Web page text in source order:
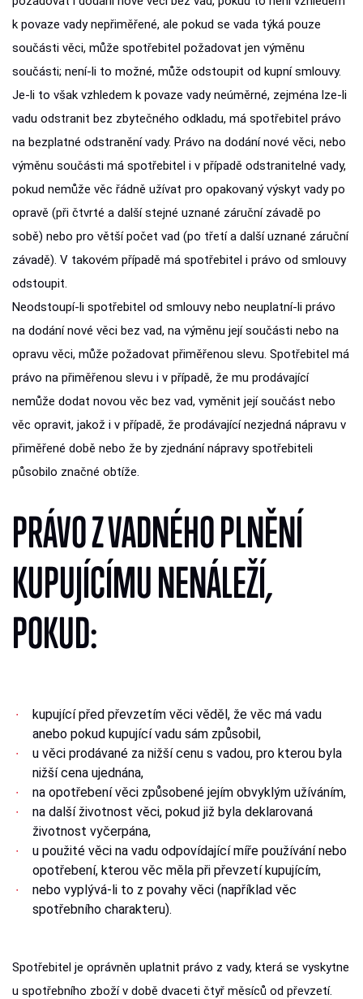
k povaze vady nepřiměřené, ale pokud se vada týká pouze
součásti věci, může spotřebitel požadovat jen výměnu
součásti; není-li to možné, může odstoupit od kupní smlouvy.
Je-li to však vzhledem k povaze vady neúměrné, zejména lze-li
vadu odstranit bez zbytečného odkladu, má spotřebitel právo
na bezplatné odstranění vady. Právo na dodání nové věci, nebo
výměnu součásti má spotřebitel i v případě odstranitelné vady,
pokud nemůže věc řádně užívat pro opakovaný výskyt vady po
opravě (při čtvrté a další stejné uznané záruční závadě po
sobě) nebo pro větší počet vad (po třetí a další uznané záruční
závadě). V takovém případě má spotřebitel i právo od smlouvy
odstoupit.
Neodstoupí-li spotřebitel od smlouvy nebo neuplatní-li právo
na dodání nové věci bez vad, na výměnu její součásti nebo na
opravu věci, může požadovat přiměřenou slevu. Spotřebitel má
právo na přiměřenou slevu i v případě, že mu prodávající
nemůže dodat novou věc bez vad, vyměnit její součást nebo
věc opravit, jakož i v případě, že prodávající nezjedná nápravu v
přiměřené době nebo že by zjednání nápravy spotřebiteli
působilo značné obtíže.
PRÁVO Z VADNÉHO PLNĚNÍ
KUPUJÍCÍMU NENÁLEŽÍ,
POKUD:
kupující před převzetím věci věděl, že věc má vadu
anebo pokud kupující vadu sám způsobil,
u věci prodávané za nižší cenu s vadou, pro kterou byla
nižší cena ujednána,
na opotřebení věci způsobené jejím obvyklým užíváním,
na další životnost věci, pokud již byla deklarovaná
životnost vyčerpána,
u použité věci na vadu odpovídající míře používání nebo
opotřebení, kterou věc měla při převzetí kupujícím,
nebo vyplývá-li to z povahy věci (například věc
spotřebního charakteru).
Spotřebitel je oprávněn uplatnit právo z vady, která se vyskytne
u spotřebního zboží v době dvaceti čtyř měsíců od převzetí.